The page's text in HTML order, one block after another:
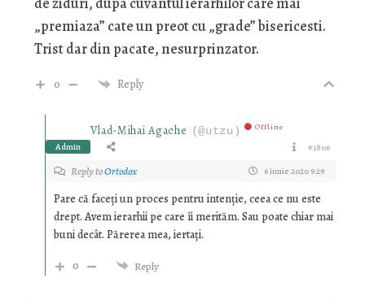
„premiaza” cate un preot cu „grade” bisericesti.
Trist dar din pacate, nesurprinzator.
0 Reply
Vlad-Mihai Agache (@utzu) Offline
Admin #1806
Reply toOrtodox 6 iunie 2020 9:29
Pare că faceți un proces pentru intenție, ceea ce nu este
drept. Avem ierarhii pe care îi merităm. Sau poate chiar mai
buni decât. Părerea mea, iertați.
0
Reply